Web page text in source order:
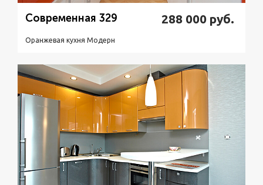
Современная 329 288 000 руб.
Оранжевая кухня Модерн
Подробнее Узнать стоимость